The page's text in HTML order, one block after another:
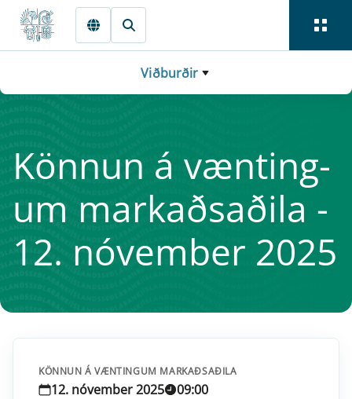
Fara beint í Meginmál
Viðburðir
Könn­un á vænt­ing­
um markaðsaðila -
12. nóv­em­ber 2025
KÖNNUN Á VÆNTINGUM MARKAÐSAÐILA
12. nóvember 2025 09:00